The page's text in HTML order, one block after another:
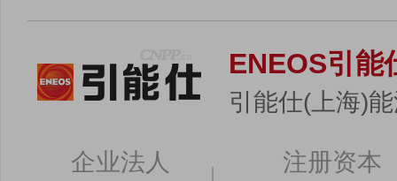
ENEOS引能
引能仕(上海)
企业法人
注册资本